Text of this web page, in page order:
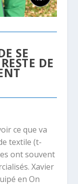
SE
DE
ce que va
textile (t-
ont souvent
Xavier
en On